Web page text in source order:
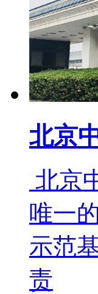
北京
北京
唯一
示范
责